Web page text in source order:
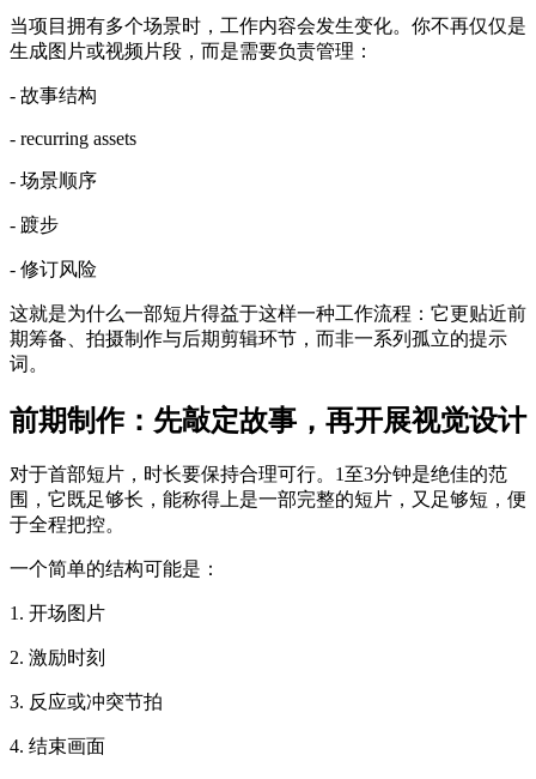
当项目拥有多个场景时，工作内容会发生变化。你不再仅仅是
生成图片或视频片段，而是需要负责管理：
- 故事结构
- recurring assets
- 场景顺序
- 踱步
- 修订风险
这就是为什么一部短片得益于这样一种工作流程：它更贴近前
期筹备、拍摄制作与后期剪辑环节，而非一系列孤立的提示
词。
前期制作：先敲定故事，再开展视觉设计
对于首部短片，时长要保持合理可行。1至3分钟是绝佳的范
围，它既足够长，能称得上是一部完整的短片，又足够短，便
于全程把控。
一个简单的结构可能是：
1. 开场图片
2. 激励时刻
3. 反应或冲突节拍
4. 结束画面